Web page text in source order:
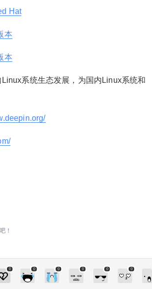
Hat
本
本
系统生态发展，为国内Linux系统和
！
0 0 0 0 0 0
维导图MindMaste
软件新上线的一款跨平台、多
程度上解决了思维导图软件
多样性的展示模式、结合精
的主题样式，努力帮用户打
具。自推出以来深受广大用
软件MindMaster安装包。Lin
Fedora, CentOS 均支持，国
¥
内容，请购买会员或者提升权
6位以上